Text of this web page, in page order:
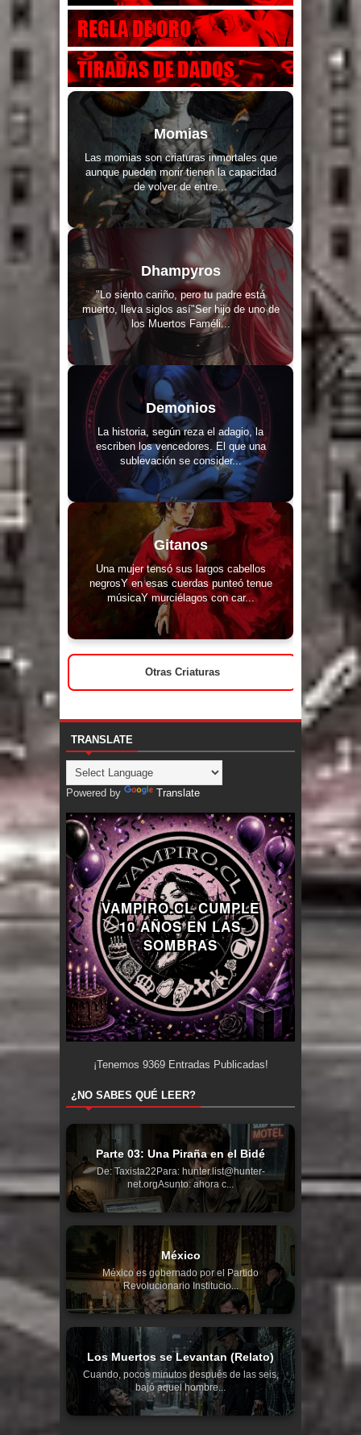
Momias
Las momias son criaturas inmortales que
aunque pueden morir tienen la capacidad
de volver de entre...
Dhampyros
"Lo siento cariño, pero tu padre está
muerto, lleva siglos así"Ser hijo de uno de
los Muertos Faméli...
Demonios
La historia, según reza el adagio, la
escriben los vencedores. El que una
sublevación se consider...
Gitanos
Una mujer tensó sus largos cabellos
negrosY en esas cuerdas punteó tenue
músicaY murciélagos con car...
Otras Criaturas
TRANSLATE
Powered by Translate
VAMPIRO.CL CUMPLE
10 AÑOS EN LAS
SOMBRAS
¡Tenemos 9369Entradas Publicadas!
¿NO SABES QUÉ LEER?
Parte 03: Una Piraña en el Bidé
De: Taxista22Para: hunter.list@hunter-
net.orgAsunto: ahora c...
México
México es gobernado por el Partido
Revolucionario Institucio...
Los Muertos se Levantan (Relato)
Cuando, pocos minutos después de las seis,
bajó aquel hombre...